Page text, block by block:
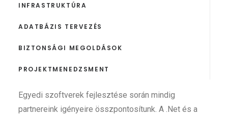
INFRASTRUKTÚRA
ADATBÁZIS TERVEZÉS
BIZTONSÁGI MEGOLDÁSOK
PROJEKTMENEDZSMENT
Egyedi szoftverek fejlesztése során mindig
partnereink igényeire összpontosítunk. A .Net és a